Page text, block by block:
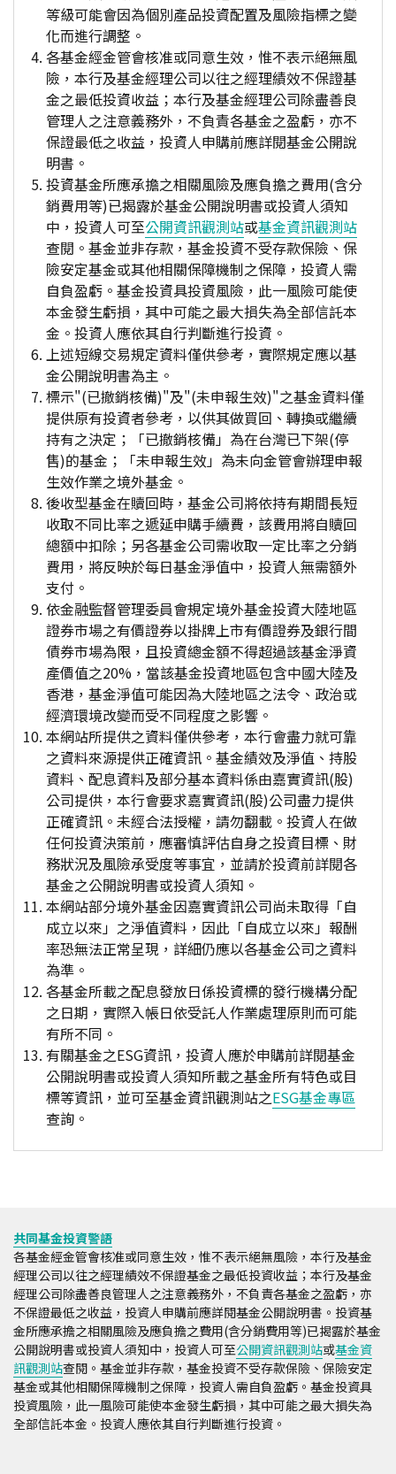
等級可能會因為個別產品投資配置及風險指標之變
化而進行調整。
各基金經金管會核准或同意生效，惟不表示絕無風
險，本行及基金經理公司以往之經理績效不保證基
金之最低投資收益；本行及基金經理公司除盡善良
管理人之注意義務外，不負責各基金之盈虧，亦不
保證最低之收益，投資人申購前應詳閱基金公開說
明書。
投資基金所應承擔之相關風險及應負擔之費用(含分
銷費用等)已揭露於基金公開說明書或投資人須知
中，投資人可至公開資訊觀測站或基金資訊觀測站
查閱。基金並非存款，基金投資不受存款保險、保
險安定基金或其他相關保障機制之保障，投資人需
自負盈虧。基金投資具投資風險，此一風險可能使
本金發生虧損，其中可能之最大損失為全部信託本
金。投資人應依其自行判斷進行投資。
上述短線交易規定資料僅供參考，實際規定應以基
金公開說明書為主。
標示"(已撤銷核備)"及"(未申報生效)"之基金資料僅
提供原有投資者參考，以供其做買回、轉換或繼續
持有之決定；「已撤銷核備」為在台灣已下架(停
售)的基金；「未申報生效」為未向金管會辦理申報
生效作業之境外基金。
後收型基金在贖回時，基金公司將依持有期間長短
收取不同比率之遞延申購手續費，該費用將自贖回
總額中扣除；另各基金公司需收取一定比率之分銷
費用，將反映於每日基金淨值中，投資人無需額外
支付。
依金融監督管理委員會規定境外基金投資大陸地區
證券市場之有價證券以掛牌上市有價證券及銀行間
債券市場為限，且投資總金額不得超過該基金淨資
產價值之20%，當該基金投資地區包含中國大陸及
香港，基金淨值可能因為大陸地區之法令、政治或
經濟環境改變而受不同程度之影響。
本網站所提供之資料僅供參考，本行會盡力就可靠
之資料來源提供正確資訊。基金績效及淨值、持股
資料、配息資料及部分基本資料係由嘉實資訊(股)
公司提供，本行會要求嘉實資訊(股)公司盡力提供
正確資訊。未經合法授權，請勿翻載。投資人在做
任何投資決策前，應審慎評估自身之投資目標、財
務狀況及風險承受度等事宜，並請於投資前詳閱各
基金之公開說明書或投資人須知。
本網站部分境外基金因嘉實資訊公司尚未取得「自
成立以來」之淨值資料，因此「自成立以來」報酬
率恐無法正常呈現，詳細仍應以各基金公司之資料
為準。
各基金所載之配息發放日係投資標的發行機構分配
之日期，實際入帳日依受託人作業處理原則而可能
有所不同。
有關基金之ESG資訊，投資人應於申購前詳閱基金
公開說明書或投資人須知所載之基金所有特色或目
標等資訊，並可至基金資訊觀測站之ESG基金專區
查詢。
共同基金投資警語
各基金經金管會核准或同意生效，惟不表示絕無風險，本行及基金
經理公司以往之經理績效不保證基金之最低投資收益；本行及基金
經理公司除盡善良管理人之注意義務外，不負責各基金之盈虧，亦
不保證最低之收益，投資人申購前應詳閱基金公開說明書。投資基
金所應承擔之相關風險及應負擔之費用(含分銷費用等)已揭露於基金
公開說明書或投資人須知中，投資人可至公開資訊觀測站或基金資
訊觀測站查閱。基金並非存款，基金投資不受存款保險、保險安定
基金或其他相關保障機制之保障，投資人需自負盈虧。基金投資具
投資風險，此一風險可能使本金發生虧損，其中可能之最大損失為
全部信託本金。投資人應依其自行判斷進行投資。